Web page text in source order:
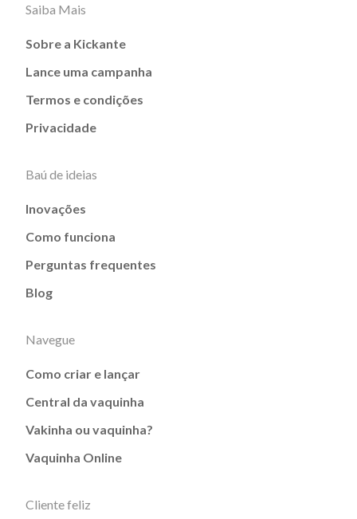
Saiba Mais
Sobre a Kickante
Lance uma campanha
Termos e condições
Privacidade
Baú de ideias
Inovações
Como funciona
Perguntas frequentes
Blog
Navegue
Como criar e lançar
Central da vaquinha
Vakinha ou vaquinha?
Vaquinha Online
Cliente feliz